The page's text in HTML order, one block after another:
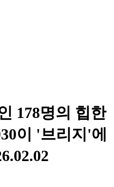
178명의 힙한
이 '브리지'에